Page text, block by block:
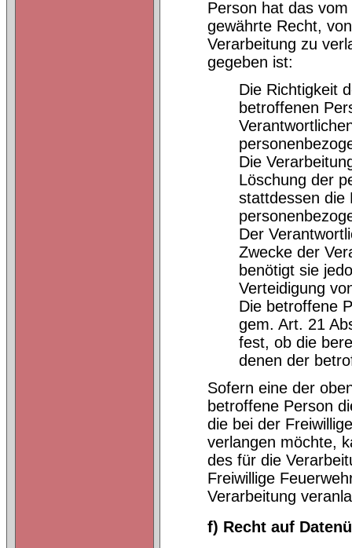
Person hat das
gewährte Recht,
Verarbeitung zu
gegeben ist:
Die Richtigkeit
betroffenen
Die
Löschung der
stattdessen die
Der
Zwecke der
benötigt sie
Verteidigung
Die betroffene
gem. Art. 21
fest, ob die
denen der
Sofern eine der
betroffene Person
die bei der
verlangen möchte,
des für die
Freiwillige
Verarbeitung
f) Recht auf